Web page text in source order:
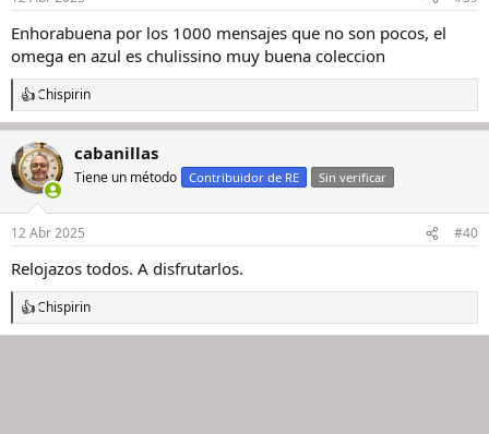
e
:
Enhorabuena por los 1000 mensajes que no son pocos, el
omega en azul es chulissino muy buena coleccion
R
e
a
c
c
i
e
:
Chispirin
cabanillas
Tiene un método Contribuidor de RE Sin verificar
12 Abr 2025 #40
Relojazos todos. A disfrutarlos.
R
e
Chispirin